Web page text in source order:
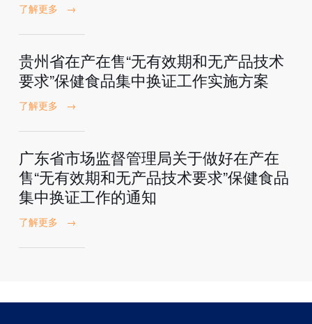
了解更多 →
贵州省在产在售“无有效期和无产品技术
要求”保健食品集中换证工作实施方案
了解更多 →
广东省市场监督管理局关于做好在产在
售“无有效期和无产品技术要求”保健食品
集中换证工作的通知
了解更多 →